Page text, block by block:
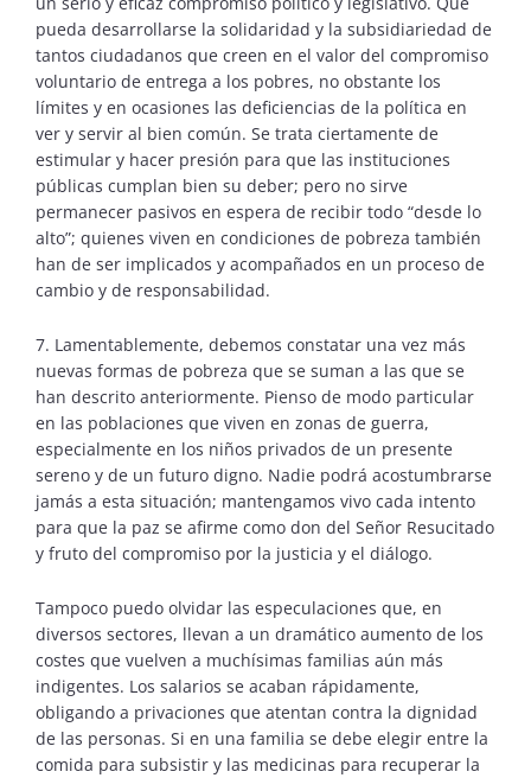
pueda desarrollarse la solidaridad y la subsidiariedad de
tantos ciudadanos que creen en el valor del compromiso
voluntario de entrega a los pobres, no obstante los
límites y en ocasiones las deficiencias de la política en
ver y servir al bien común. Se trata ciertamente de
estimular y hacer presión para que las instituciones
públicas cumplan bien su deber; pero no sirve
permanecer pasivos en espera de recibir todo “desde lo
alto”; quienes viven en condiciones de pobreza también
han de ser implicados y acompañados en un proceso de
cambio y de responsabilidad.
7. Lamentablemente, debemos constatar una vez más
nuevas formas de pobreza que se suman a las que se
han descrito anteriormente. Pienso de modo particular
en las poblaciones que viven en zonas de guerra,
especialmente en los niños privados de un presente
sereno y de un futuro digno. Nadie podrá acostumbrarse
jamás a esta situación; mantengamos vivo cada intento
para que la paz se afirme como don del Señor Resucitado
y fruto del compromiso por la justicia y el diálogo.
Tampoco puedo olvidar las especulaciones que, en
diversos sectores, llevan a un dramático aumento de los
costes que vuelven a muchísimas familias aún más
indigentes. Los salarios se acaban rápidamente,
obligando a privaciones que atentan contra la dignidad
de las personas. Si en una familia se debe elegir entre la
comida para subsistir y las medicinas para recuperar la